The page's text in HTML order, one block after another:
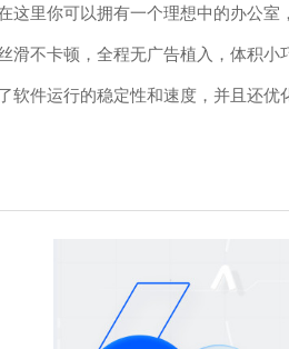
里你可以拥有一个理想中的办公室
不卡顿，全程无广告植入，体积小
件运行的稳定性和速度，并且还优